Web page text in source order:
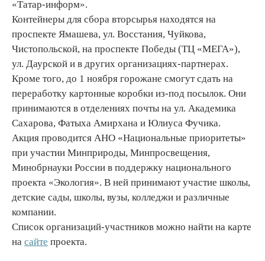
«Татар-информ».
Контейнеры для сбора вторсырья находятся на
проспекте Ямашева, ул. Восстания, Чуйкова,
Чистопольской, на проспекте Победы (ТЦ «МЕГА»),
ул. Даурской и в других организациях-партнерах.
Кроме того, до 1 ноября горожане смогут сдать на
переработку картонные коробки из-под посылок. Они
принимаются в отделениях почты на ул. Академика
Сахарова, Фатыха Амирхана и Юлиуса Фучика.
Акция проводится АНО «Национальные приоритеты»
при участии Минприроды, Минпросвещения,
Минобрнауки России в поддержку национального
проекта «Экология». В ней принимают участие школы,
детские сады, школы, вузы, колледжи и различные
компании.
Список организаций-участников можно найти на карте
на сайте проекта.